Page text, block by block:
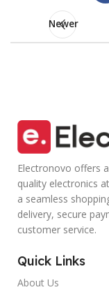
Newer
Electronovo offers
quality electronics
a seamless
delivery, secure
customer service.
Quick Links
About Us